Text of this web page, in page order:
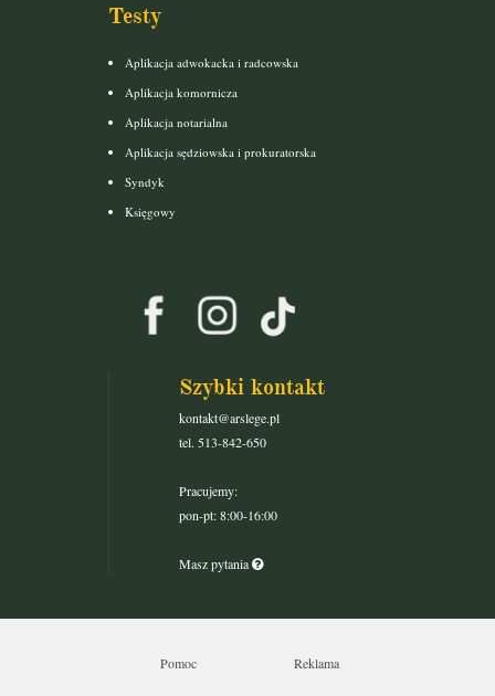
Testy
Aplikacja adwokacka i radcowska
Aplikacja komornicza
Aplikacja notarialna
Aplikacja sędziowska i prokuratorska
Syndyk
Księgowy
Szybki kontakt
kontakt@arslege.pl
tel. 513-842-650
Pracujemy:
pon-pt: 8:00-16:00
Masz pytania
Pomoc Reklama